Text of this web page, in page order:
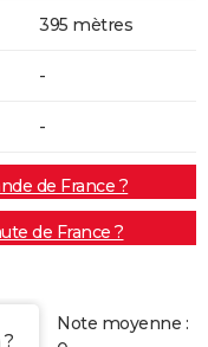
395 mètres
-
-
de France ?
de France ?
Note moyenne :